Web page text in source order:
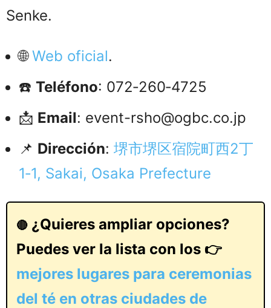
Senke.
🌐Web oficial.
☎️ Teléfono: 072‑260‑4725
📩 Email: event-rsho@ogbc.co.jp
📌 Dirección: 堺市堺区宿院町西2丁
1‑1, Sakai, Osaka Prefecture
🔴 ¿Quieres ampliar opciones?
Puedes ver la lista con los 👉
mejores lugares para ceremonias
del té en otras ciudades de